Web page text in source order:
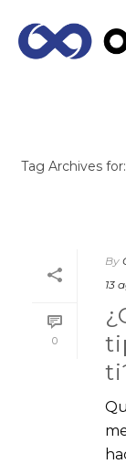
Tag Archives
0
By
13